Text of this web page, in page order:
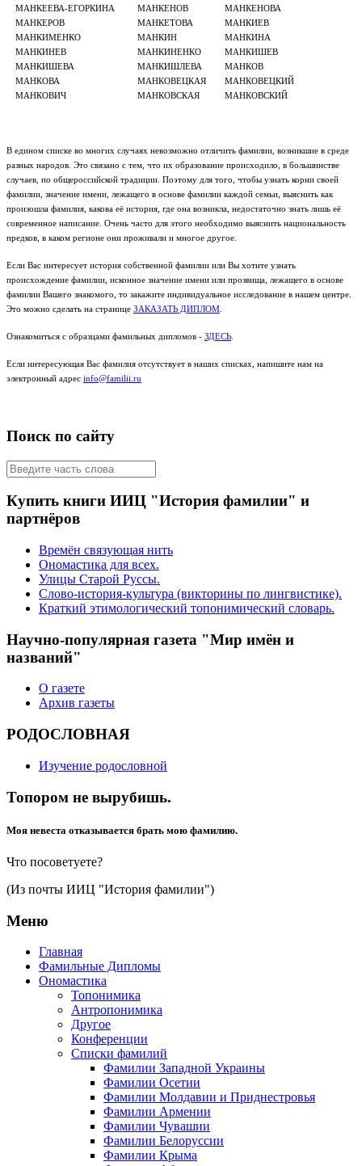
МАНКЕЕВА-ЕГОРКИНА
МАНКЕНОВ
МАНКЕНОВА
МАНКЕРОВ
МАНКЕТОВА
МАНКИЕВ
МАНКИМЕНКО
МАНКИН
МАНКИНА
МАНКИНЕВ
МАНКИНЕНКО
МАНКИШЕВ
МАНКИШЕВА
МАНКИШЛЕВА
МАНКОВ
МАНКОВА
МАНКОВЕЦКАЯ
МАНКОВЕЦКИЙ
МАНКОВИЧ
МАНКОВСКАЯ МАНКОВСКИЙ
В едином списке во многих случаях невозможно отличить фамилии, возникшие в среде
разных народов. Это связано с тем, что их образование происходило, в большинстве
случаев, по общероссийской традиции. Поэтому для того, чтобы узнать корни своей
фамилии, значение имени, лежащего в основе фамилии каждой семьи, выяснить как
произошла фамилия, какова её история, где она возникла, недостаточно знать лишь её
современное написание. Очень часто для этого необходимо выяснить национальность
предков, в каком регионе они проживали и многое другое.
Если Вас интересует история собственной фамилии или Вы хотите узнать
происхождение фамилии, исконное значение имени или прозвища, лежащего в основе
фамилии Вашего знакомого, то закажите индивидуальное исследование в нашем центре.
Это можно сделать на странице ЗАКАЗАТЬ ДИПЛОМ
Ознакомиться с образцами фамильных дипломов - ЗДЕСЬ
Если интересующая Вас фамилия отсутствует в наших списках, напишите нам на
электронный адрес info@familii.ru
Поиск по сайту
Купить книги ИИЦ "История фамилии" и
партнёров
Времён связующая нить
Ономастика для всех.
Улицы Старой Руссы.
Слово-история-культура (викторины по лингвистике).
Краткий этимологический топонимический словарь.
Научно-популярная газета "Мир имён и
названий"
О газете
Архив газеты
РОДОСЛОВНАЯ
Изучение родословной
Топором не вырубишь.
Моя невеста отказывается брать мою фамилию.
Что посоветуете?
(Из почты ИИЦ "История фамилии")
Меню
Главная
Фамильные Дипломы
Ономастика
Топонимика
Антропонимика
Другое
Конференции
Списки фамилий
Фамилии Западной Украины
Фамилии Осетии
Фамилии Молдавии и Приднестровья
Фамилии Армении
Фамилии Чувашии
Фамилии Белоруссии
Фамилии Крыма